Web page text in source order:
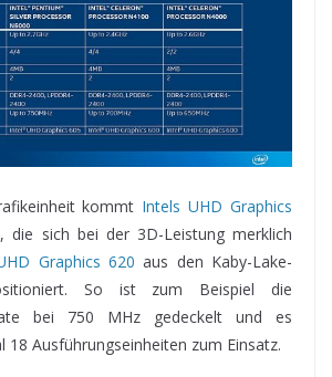
kommt Intels UHD Graphics
die sich bei der 3D-Leistung merklich
Graphics 620 aus den Kaby-Lake-
So ist zum Beispiel die
bei 750 MHz gedeckelt und es
Ausführungseinheiten zum Einsatz.